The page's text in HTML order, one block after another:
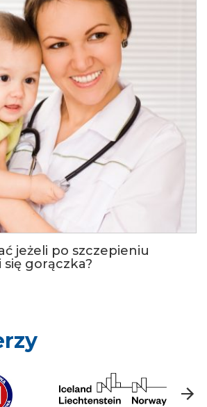
jeżeli po szczepieniu
gorączka?